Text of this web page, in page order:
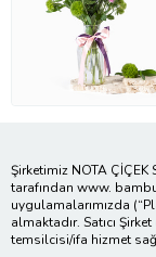
Şirketimiz NOTA ÇİÇEK
tarafından www.
uygulamalarımızda
almaktadır. Satıcı
temsilcisi/ifa hizmet